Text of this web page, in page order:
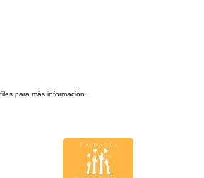
para más información.